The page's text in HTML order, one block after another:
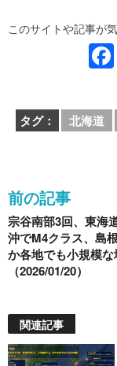
このサイトや記事が
タグ： 北海道
前の記事
宗谷南部3回、東海
沖でM4クラス、島
か各地でも小規模
（2026/01/20）
関連記事